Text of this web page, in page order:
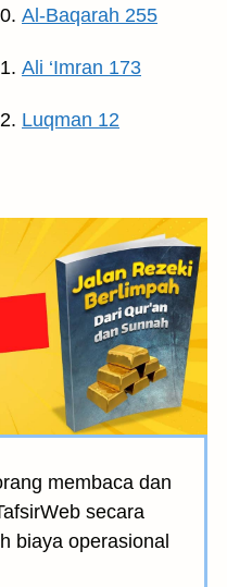
Al-Baqarah 255
Ali ‘Imran 173
Luqman 12
membaca dan
secara
biaya operasional